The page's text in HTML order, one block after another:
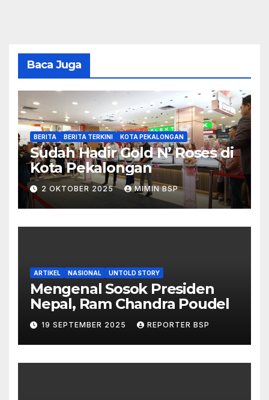
Baca Juga
BERITA BERITA TERKINI KOTA PEKALONGAN
Sudah Hadir Gold N’ Roses di
Kota Pekalongan
2 OKTOBER 2025 MIMIN BSP
ARTIKEL NASIONAL UNTOLD STORY
Mengenal Sosok Presiden
Nepal, Ram Chandra Poudel
19 SEPTEMBER 2025 REPORTER BSP